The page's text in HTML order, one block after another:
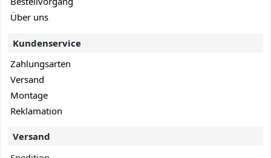
Über uns
Kundenservice
Zahlungsarten
Versand
Montage
Reklamation
Versand